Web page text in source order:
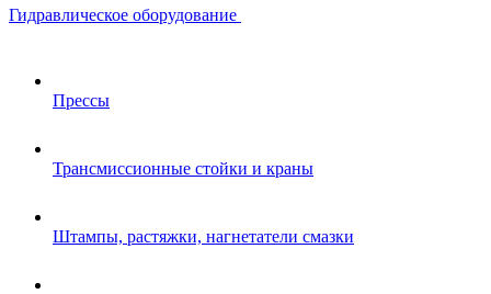
Гидравлическое оборудование
Прессы
Трансмиссионные стойки и краны
Штампы, растяжки, нагнетатели смазки